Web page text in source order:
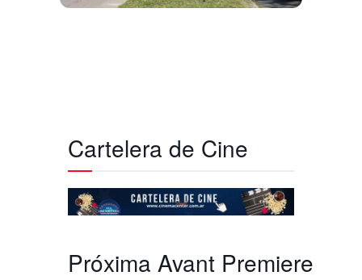
Cartelera de Cine
Próxima Avant Premiere